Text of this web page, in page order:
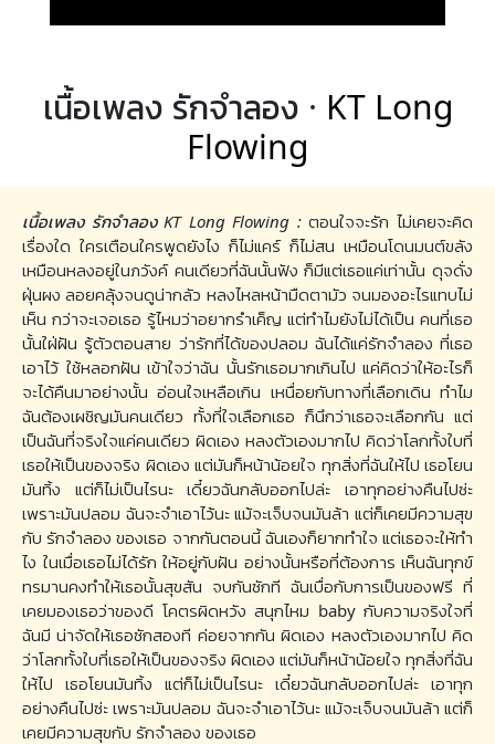
เนื้อเพลง รักจำลอง · KT Long
Flowing
เนื้อเพลง รักจำลอง KT Long Flowing :ตอนใจจะรัก ไม่เคยจะคิด
เรื่องใด ใครเตือนใครพูดยังไง ก็ไม่แคร์ ก็ไม่สน เหมือนโดนมนต์ขลัง
เหมือนหลงอยู่ในภวังค์ คนเดียวที่ฉันนั้นฟัง ก็มีแต่เธอแค่เท่านั้น ดุจดั่ง
ฝุ่นผง ลอยคลุ้งจนดูน่ากลัว หลงไหลหน้ามืดตามัว จนมองอะไรแทบไม่
เห็น กว่าจะเจอเธอ รู้ไหมว่าอยากรำเค็ญ แต่ทำไมยังไม่ได้เป็น คนที่เธอ
นั้นใฝ่ฝัน รู้ตัวตอนสาย ว่ารักที่ได้ของปลอม ฉันได้แค่รักจำลอง ที่เธอ
เอาไว้ ใช้หลอกฝัน เข้าใจว่าฉัน นั้นรักเธอมากเกินไป แค่คิดว่าให้อะไรก็
จะได้คืนมาอย่างนั้น อ่อนใจเหลือเกิน เหนื่อยกับทางที่เลือกเดิน ทำไม
ฉันต้องเผชิญมันคนเดียว ทั้งที่ใจเลือกเธอ ก็นึกว่าเธอจะเลือกกัน แต่
เป็นฉันที่จริงใจแค่คนเดียว ผิดเอง หลงตัวเองมากไป คิดว่าโลกทั้งใบที่
เธอให้เป็นของจริง ผิดเอง แต่มันก็หน้าน้อยใจ ทุกสิ่งที่ฉันให้ไป เธอโยน
มันทิ้ง แต่ก็ไม่เป็นไรนะ เดี๋ยวฉันกลับออกไปล่ะ เอาทุกอย่างคืนไปซ่ะ
เพราะมันปลอม ฉันจะจำเอาไว้นะ แม้จะเจ็บจนมันล้า แต่ก็เคยมีความสุข
กับ รักจำลอง ของเธอ จากกันตอนนี้ ฉันเองก็ยากทำใจ แต่เธอจะให้ทำ
ไง ในเมื่อเธอไม่ได้รัก ให้อยู่กับฝัน อย่างนั้นหรือที่ต้องการ เห็นฉันทุกข์
ทรมานคงทำให้เธอนั้นสุขสัน จบกันซักที ฉันเบื่อกับการเป็นของฟรี ที่
เคยมองเธอว่าของดี โคตรผิดหวัง สนุกไหม baby กับความจริงใจที่
ฉันมี น่าจัดให้เธอซักสองที ค่อยจากกัน ผิดเอง หลงตัวเองมากไป คิด
ว่าโลกทั้งใบที่เธอให้เป็นของจริง ผิดเอง แต่มันก็หน้าน้อยใจ ทุกสิ่งที่ฉัน
ให้ไป เธอโยนมันทิ้ง แต่ก็ไม่เป็นไรนะ เดี๋ยวฉันกลับออกไปล่ะ เอาทุก
อย่างคืนไปซ่ะ เพราะมันปลอม ฉันจะจำเอาไว้นะ แม้จะเจ็บจนมันล้า แต่ก็
เคยมีความสุขกับ รักจำลอง ของเธอ